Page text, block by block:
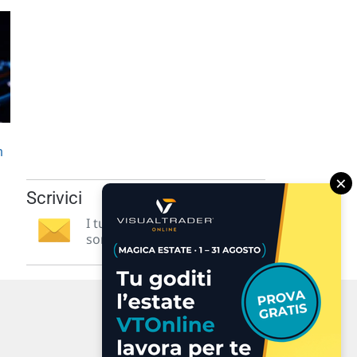
Scrivici
I tuoi suggerimenti per noi
sono preziosi e molto utili! »
×